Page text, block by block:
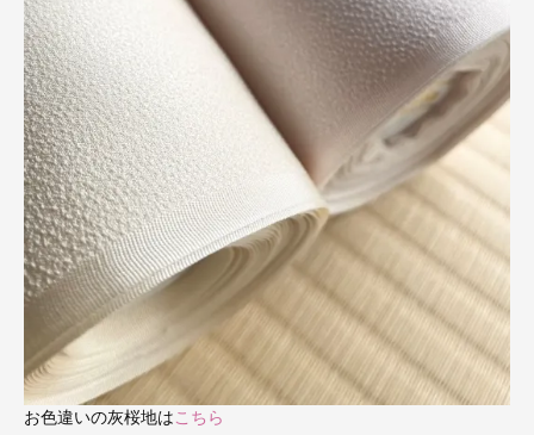
お色違いの灰桜地は こちら